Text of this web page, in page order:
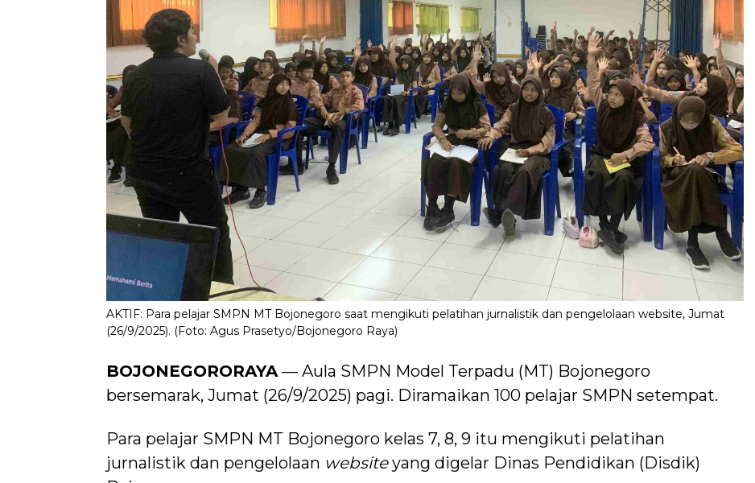
AKTIF: Para pelajar SMPN MT Bojonegoro saat mengikuti pelatihan jurnalistik dan pengelolaan website, Jumat
(26/9/2025). (Foto: Agus Prasetyo/Bojonegoro Raya)
BOJONEGORORAYA— Aula SMPN Model Terpadu (MT) Bojonegoro
bersemarak, Jumat (26/9/2025) pagi. Diramaikan 100 pelajar SMPN setempat.
Para pelajar SMPN MT Bojonegoro kelas 7, 8, 9 itu mengikuti pelatihan
jurnalistik dan pengelolaan websiteyang digelar Dinas Pendidikan (Disdik)